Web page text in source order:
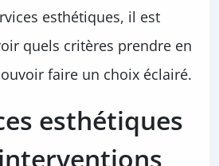
esthétiques, il est
quels critères prendre en
faire un choix éclairé.
esthétiques